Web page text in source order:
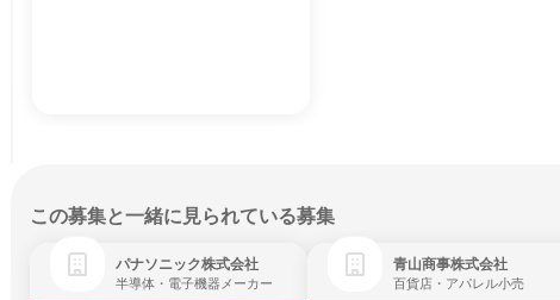
この募集と一緒に見られている募集
パナソニック株式会社
半導体・電子機器メーカー
青山商事株式会社
百貨店・アパレル小売